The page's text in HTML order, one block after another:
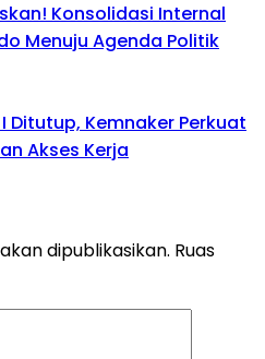
Konsolidasi Internal
Menuju Agenda Politik
Ditutup, Kemnaker Perkuat
Akses Kerja
dipublikasikan. Ruas